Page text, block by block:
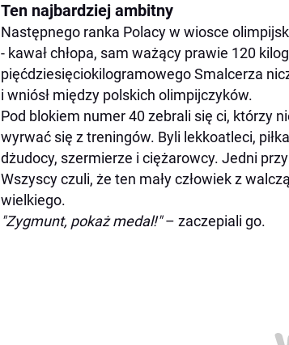
Ten najbardziej ambitny
Następnego ranka Polacy w wiosce
- kawał chłopa, sam ważący prawie 120
pięćdziesięciokilogramowego Smalcerza
i wniósł między polskich olimpijczyków.
Pod blokiem numer 40 zebrali się ci, którzy
wyrwać się z treningów. Byli lekkoatleci,
dżudocy, szermierze i ciężarowcy. Jedni
Wszyscy czuli, że ten mały człowiek z
wielkiego.
"Zygmunt, pokaż medal!"– zaczepiali go.